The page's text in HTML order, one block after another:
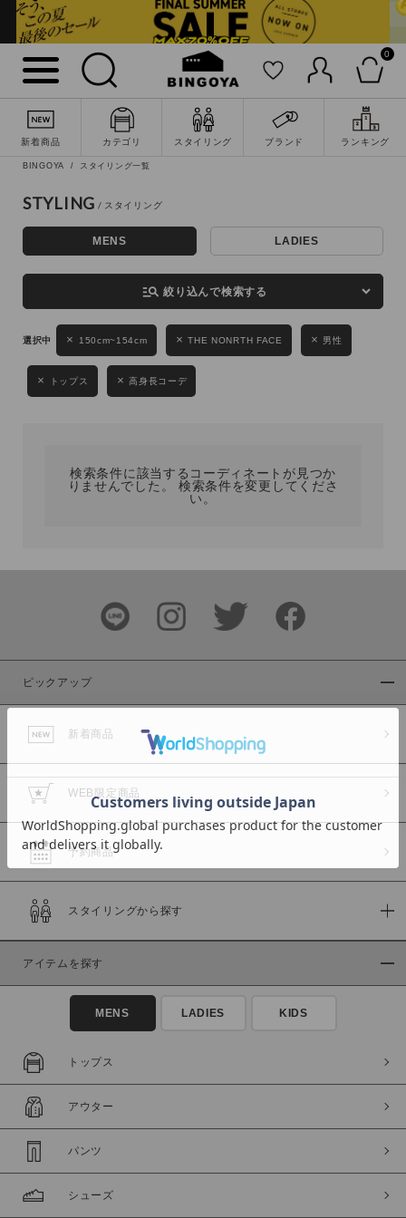
0
新着商品 カテゴリ スタイリング ブランド ランキング
詳細検索
キーワード
性別
MENS LADIES KIDS
ブランド
カラー
商品タイプ
通常商品
セール価格
在庫
在庫あり
BINGOYA スタイリング一覧
STYLING
MENS LADIES
manage_search 絞り込んで検索する
150cm~154cm THE NONRTH FACE 男性
トップス 高身長コーデ
検索条件に該当するコーディネートが見つか
りませんでした。 検索条件を変更してくださ
い。
ピックアップ
新着商品
WEB限定商品
予約商品
スタイリングから探す
アイテムを探す
MENS LADIES KIDS
トップス
アウター
パンツ
シューズ